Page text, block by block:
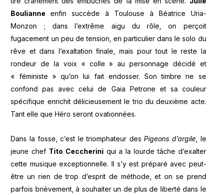
Boulianneenfin succède à Toulouse à Béatrice Uria-
Monzon ; dans l’extrême aigu du rôle, on perçoit
fugacement un peu de tension, en particulier dans le solo du
rêve et dans l’exaltation finale, mais pour tout le reste la
rondeur de la voix « colle » au personnage décidé et
« féministe » qu’on lui fait endosser. Son timbre ne se
confond pas avec celui de Gaia Petrone et sa couleur
spécifique enrichit délicieusement le trio du deuxième acte.
Tant elle que Héro seront ovationnées.
Dans la fosse, c’est le triomphateur desPigeons d’argile , le
jeune chef Tito Ceccherini qui a la lourde tâche d’exalter
cette musique exceptionnelle. Il s’y est préparé avec peut-
être un rien de trop d’esprit de méthode, et on se prend
parfois brièvement, à souhaiter un de plus de liberté dans le